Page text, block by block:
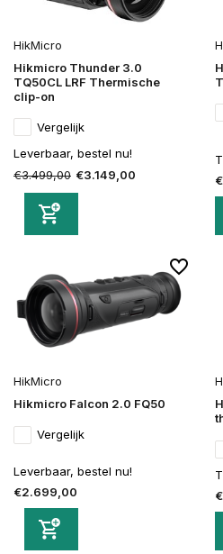
HikMicro
Hikmicro Thunder 3.0
TQ50CL LRF Thermische
clip-on
Vergelijk
Leverbaar, bestel nu!
€3.499,00 €3.149,00
HikMicro
Hikmicro Falcon 2.0 FQ50
Vergelijk
Leverbaar, bestel nu!
€2.699,00